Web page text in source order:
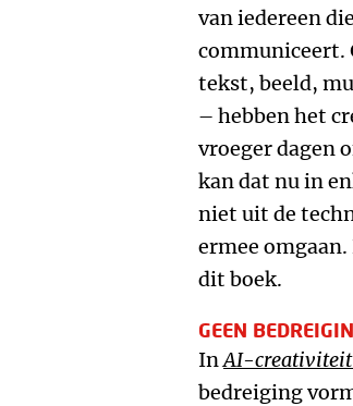
van iedereen
communiceert.
tekst, beeld,
– hebben het
vroeger dagen
kan dat nu in
niet uit de
ermee
dit boek.
GEEN
InAI-creativiteit
bedreiging